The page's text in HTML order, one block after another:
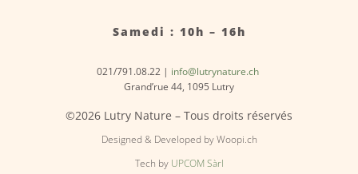
Samedi : 10h – 16h
021/791.08.22 | info@lutrynature.ch
Grand’rue 44, 1095 Lutry
©2026 Lutry Nature – Tous droits réservés
Designed & Developed by Woopi.ch
Tech by UPCOM Sàrl